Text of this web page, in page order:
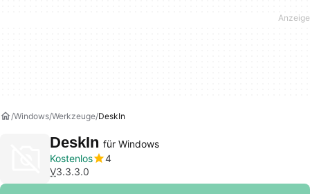
Windows Werkzeuge DeskIn
DeskIn für Windows
Kostenlos
4
V3.3.3.0